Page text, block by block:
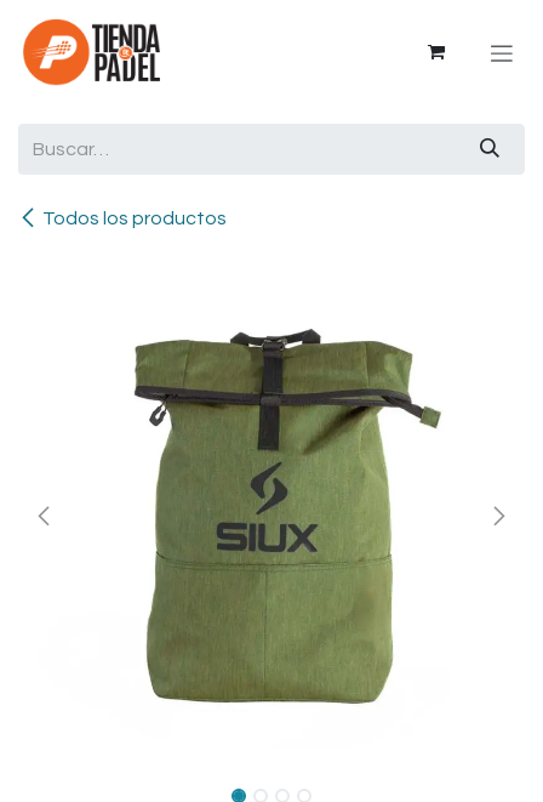
Ir al contenido
Todos los productos